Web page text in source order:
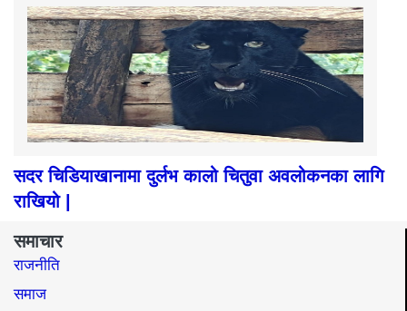
सदर चिडियाखानामा दुर्लभ कालो चितुवा अवलोकनका लागि
राखियो |
समाचार
राजनीति
समाज​